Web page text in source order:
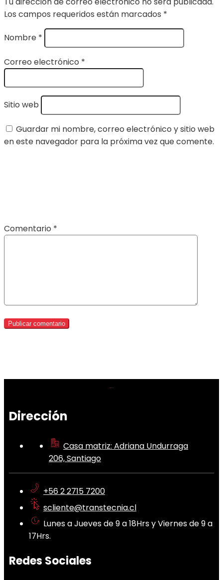
Los campos requeridos están marcados *
Nombre *
Correo electrónico *
Sitio web
Guardar mi nombre, correo electrónico y sitio web
en este navegador para la próxima vez que comente.
Comentario *
Dirección
Casa matriz: Adriana Undurraga
206, Santiago
+56 2 2715 7200
scliente@transtecnia.cl
Lunes a Jueves de 9 a 18Hrs y Viernes de 9 a
17Hrs.
Redes Sociales